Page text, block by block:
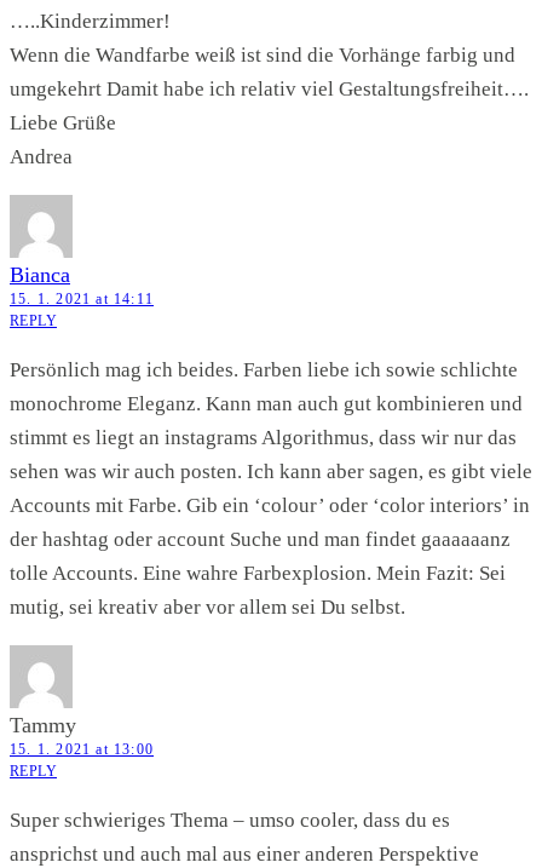
…..Kinderzimmer!
Wenn die Wandfarbe weiß ist sind die Vorhänge farbig und
umgekehrt Damit habe ich relativ viel Gestaltungsfreiheit….
Liebe Grüße
Andrea
Bianca
15. 1. 2021 at 14:11
REPLY
Persönlich mag ich beides. Farben liebe ich sowie schlichte
monochrome Eleganz. Kann man auch gut kombinieren und
stimmt es liegt an instagrams Algorithmus, dass wir nur das
sehen was wir auch posten. Ich kann aber sagen, es gibt viele
Accounts mit Farbe. Gib ein ‘colour’ oder ‘color interiors’ in
der hashtag oder account Suche und man findet gaaaaaanz
tolle Accounts. Eine wahre Farbexplosion. Mein Fazit: Sei
mutig, sei kreativ aber vor allem sei Du selbst.
Tammy
15. 1. 2021 at 13:00
REPLY
Super schwieriges Thema – umso cooler, dass du es
ansprichst und auch mal aus einer anderen Perspektive